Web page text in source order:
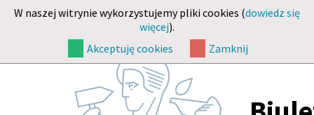
W naszej witrynie wykorzystujemy pliki cookies (dowiedz się
więcej).
Akceptuję cookies
Zamknij